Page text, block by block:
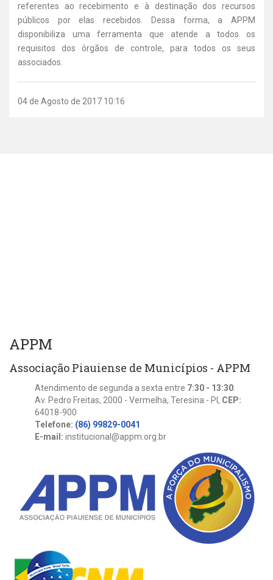
referentes ao recebimento e à destinação dos recursos
públicos por elas recebidos. Dessa forma, a APPM
disponibiliza uma ferramenta que atende a todos os
requisitos dos órgãos de controle, para todos os seus
associados.
04 de Agosto de 2017 10:16
APPM
Associação Piauiense de Municípios - APPM
Atendimento de segunda a sexta entre 7:30 - 13:30
Av. Pedro Freitas, 2000 - Vermelha, Teresina - PI, CEP:
64018-900
Telefone: (86) 99829-0041
E-mail: institucional@appm.org.br